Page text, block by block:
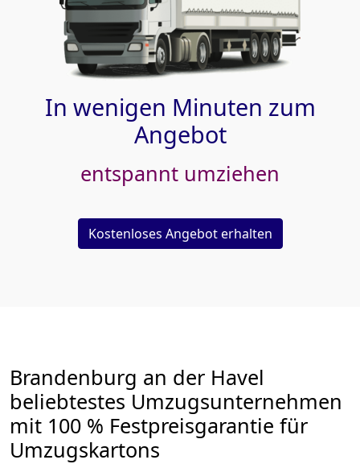
In wenigen Minuten zum
Angebot
entspannt umziehen
Kostenloses Angebot erhalten
Brandenburg an der Havel
beliebtestes Umzugsunternehmen
mit 100 % Festpreisgarantie für
Umzugskartons